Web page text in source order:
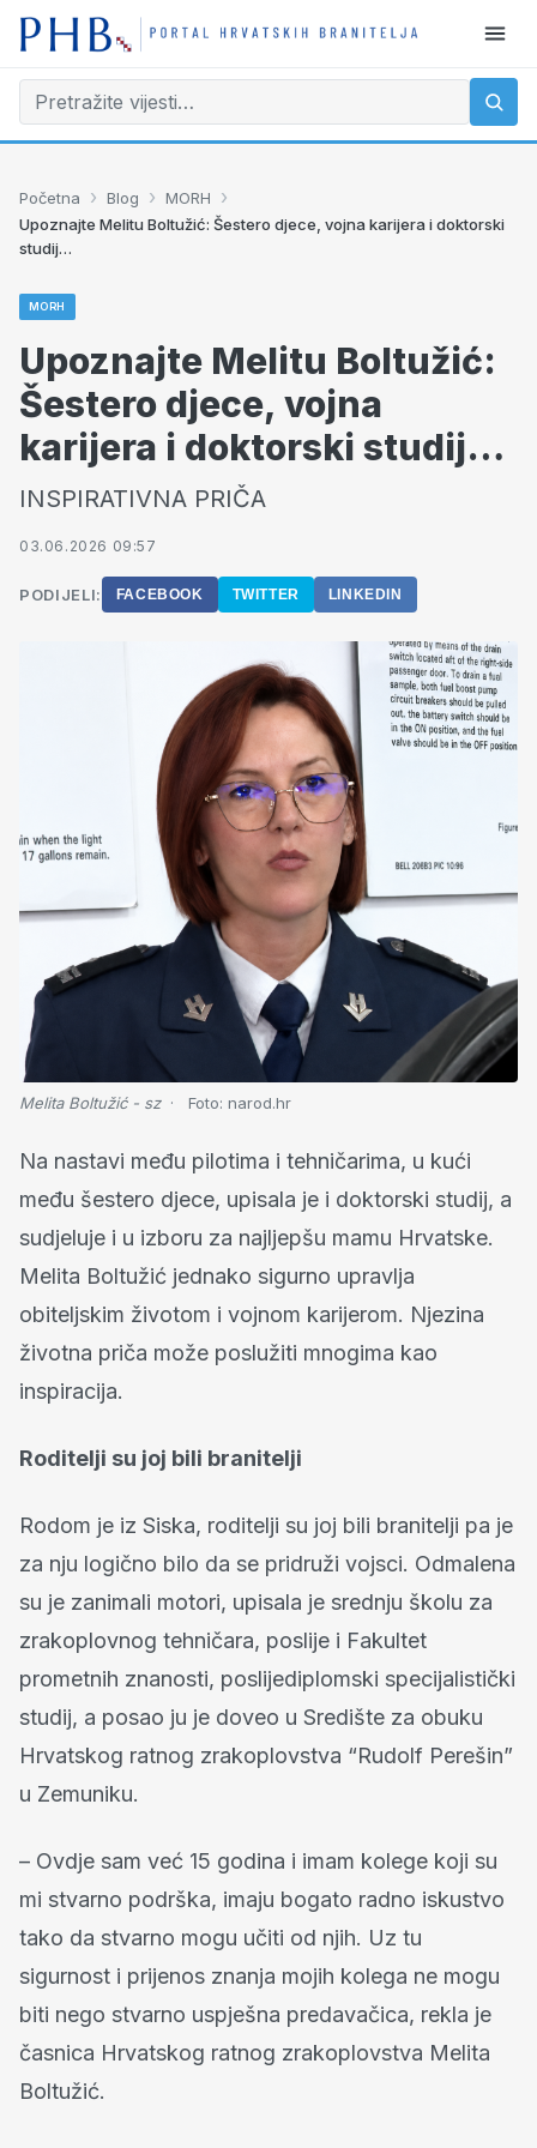
Početna › Blog › MORH ›
Upoznajte Melitu Boltužić: Šestero djece, vojna karijera i doktorski
studij…
MORH
Upoznajte Melitu Boltužić:
Šestero djece, vojna
karijera i doktorski studij…
INSPIRATIVNA PRIČA
03.06.2026 09:57
PODIJELI: FACEBOOK TWITTER LINKEDIN
Melita Boltužić - sz Foto: narod.hr
Na nastavi među pilotima i tehničarima, u kući
među šestero djece, upisala je i doktorski studij, a
sudjeluje i u izboru za najljepšu mamu Hrvatske.
Melita Boltužić jednako sigurno upravlja
obiteljskim životom i vojnom karijerom. Njezina
životna priča može poslužiti mnogima kao
inspiracija.
Roditelji su joj bili branitelji
Rodom je iz Siska, roditelji su joj bili branitelji pa je
za nju logično bilo da se pridruži vojsci. Odmalena
su je zanimali motori, upisala je srednju školu za
zrakoplovnog tehničara, poslije i Fakultet
prometnih znanosti, poslijediplomski specijalistički
studij, a posao ju je doveo u Središte za obuku
Hrvatskog ratnog zrakoplovstva “Rudolf Perešin”
u Zemuniku.
– Ovdje sam već 15 godina i imam kolege koji su
mi stvarno podrška, imaju bogato radno iskustvo
tako da stvarno mogu učiti od njih. Uz tu
sigurnost i prijenos znanja mojih kolega ne mogu
biti nego stvarno uspješna predavačica, rekla je
časnica Hrvatskog ratnog zrakoplovstva Melita
Boltužić.